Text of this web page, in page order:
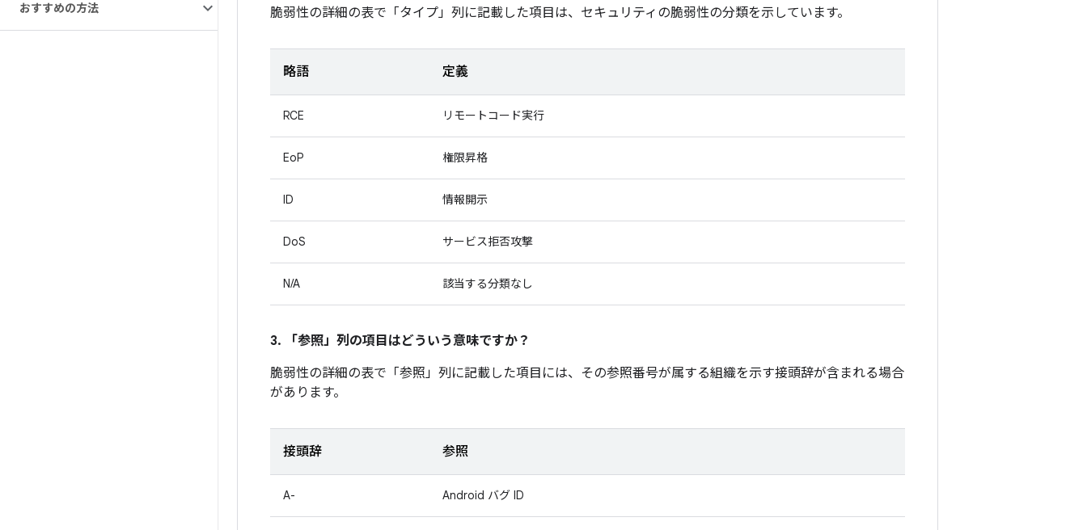
おすすめの方法
脆弱性の詳細の表で「タイプ」 列に記載した項目は、セキュリティの脆弱性の分類を示しています。
略語 定義
RCE リモートコード実行
EoP 権限昇格
ID 情報開示
DoS サービス拒否攻撃
N/A 該当する分類なし
3. 「参照」 列の項目はどういう意味ですか？
脆弱性の詳細の表で「参照」列に記載した項目には、その参照番号が属する組織を示す接頭辞が含まれる場合
があります。
接頭辞 参照
A- Android バグ ID